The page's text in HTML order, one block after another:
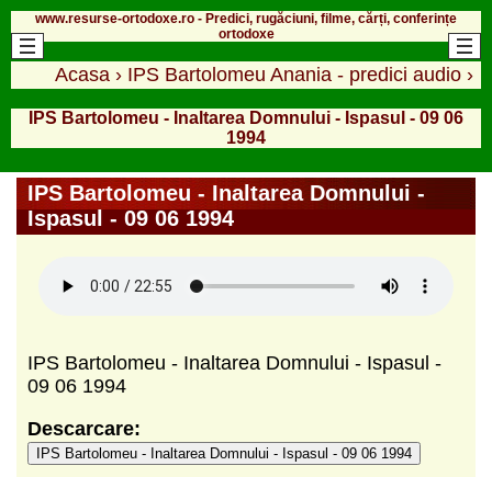
www.resurse-ortodoxe.ro - Predici, rugăciuni, filme, cărți, conferințe
ortodoxe
Acasa › IPS Bartolomeu Anania - predici audio ›
IPS Bartolomeu - Inaltarea Domnului - Ispasul - 09 06
1994
IPS Bartolomeu - Inaltarea Domnului -
Ispasul - 09 06 1994
IPS Bartolomeu - Inaltarea Domnului - Ispasul -
09 06 1994
Descarcare:
IPS Bartolomeu - Inaltarea Domnului - Ispasul - 09 06 1994